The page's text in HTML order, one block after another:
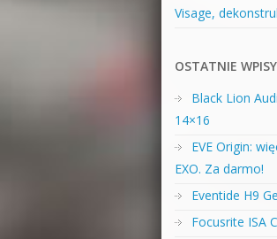
Visage,
OSTATNIE WPISY
Black Lion
14×16
EVE Origin:
EXO. Za darmo!
Eventide H9
Focusrite ISA